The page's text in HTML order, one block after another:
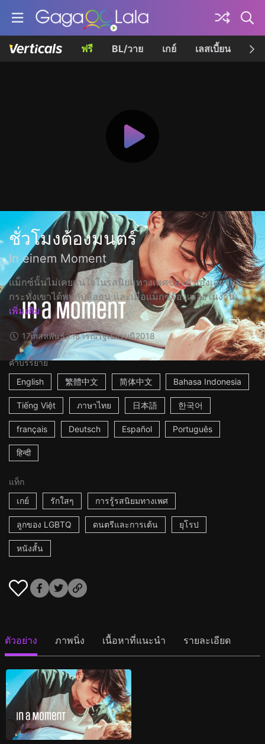
ฟรี BL/วาย เกย์ เลสเบี้ยน เค
ชั่วโมงต้องมนตร์
In einem Moment
แม็กซ์นั้นไม่เคยแน่ใจในรสนิยมทางเพศของตัวเองเลยจน
กระทั่งเขาได้พบกับลีออน และเมื่อแม็กซ์ร้องเพลงในงาน...
เพิ่มเติม
17mสหพันธ์สาธารณรัฐเยอรมนี2018
คำบรรยาย
English
繁體中文 简体中文 Bahasa Indonesia
Tiếng Việt ภาษาไทย 日本語 한국어
français Deutsch Español Português
हिन्दी
แท็ก
เกย์
รักใสๆ การรู้รสนิยมทางเพศ
ลูกของ LGBTQ ดนตรีและการเต้น ยุโรป
หนังสั้น
ตัวอย่าง ภาพนิ่ง เนื้อหาที่แนะนำ รายละเอียด